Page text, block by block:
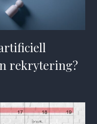
rekrytering?